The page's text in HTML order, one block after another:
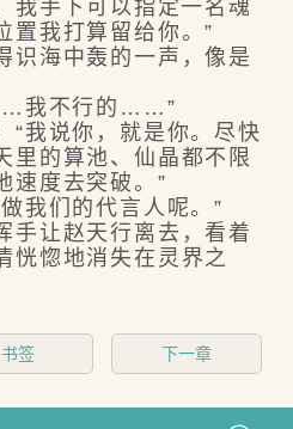
手下可以指定一名魂
置我打算留给你。”
海中轰的一声，像是
我不行的……”
说你，就是你。尽快
里的算池、仙晶都不限
速度去突破。”
们的代言人呢。”
让赵天行离去，看着
恍惚地消失在灵界之
书签 下一章